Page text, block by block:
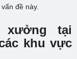
đề này.
tại
khu vực